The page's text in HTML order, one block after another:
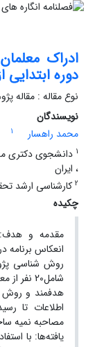
ادراک
دوره
نوع مقاله : مقاله
نویسندگان
محمد راهسار
1
1 دانشجوی دکتری
، ایران
2 کارشناسی ارشد
چکیده
مقدمه و هدف:
انعکاس برنامه
روش شناسی
شامل20
هدفمند و روش
اطلاعات تا
مصاحبه نمیه
یافته‌ها: با